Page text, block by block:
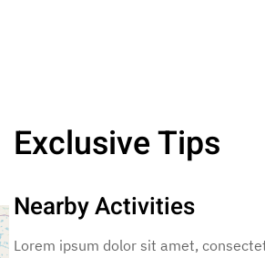
Exclusive Tips
Nearby Activities
Lorem ipsum dolor sit amet,